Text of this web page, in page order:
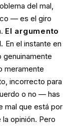
del mal,
— es el giro
El argumento
En el instante en
genuinamente
meramente
, incorrecto para
o no — has
mal que está por
opinión. Pero